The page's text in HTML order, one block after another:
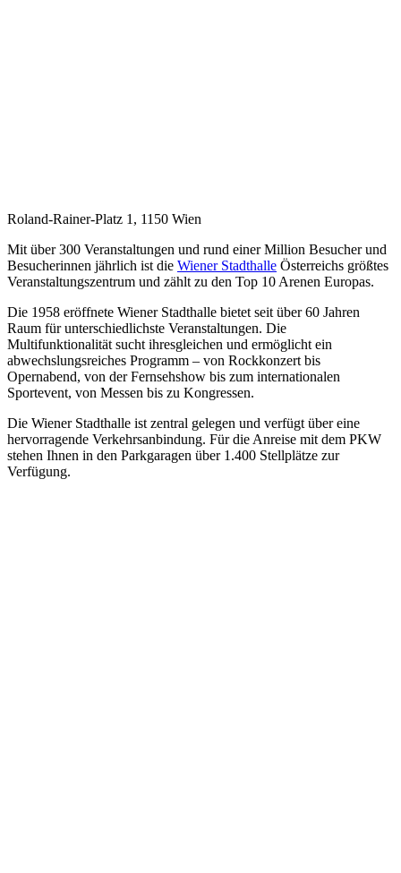
Roland-Rainer-Platz 1, 1150 Wien
Mit über 300 Veranstaltungen und rund einer Million Besucher und
Besucherinnen jährlich ist die Wiener Stadthalle Österreichs größtes
Veranstaltungszentrum und zählt zu den Top 10 Arenen Europas.
Die 1958 eröffnete Wiener Stadthalle bietet seit über 60 Jahren
Raum für unterschiedlichste Veranstaltungen. Die
Multifunktionalität sucht ihresgleichen und ermöglicht ein
abwechslungsreiches Programm – von Rockkonzert bis
Opernabend, von der Fernsehshow bis zum internationalen
Sportevent, von Messen bis zu Kongressen.
Die Wiener Stadthalle ist zentral gelegen und verfügt über eine
hervorragende Verkehrsanbindung. Für die Anreise mit dem PKW
stehen Ihnen in den Parkgaragen über 1.400 Stellplätze zur
Verfügung.